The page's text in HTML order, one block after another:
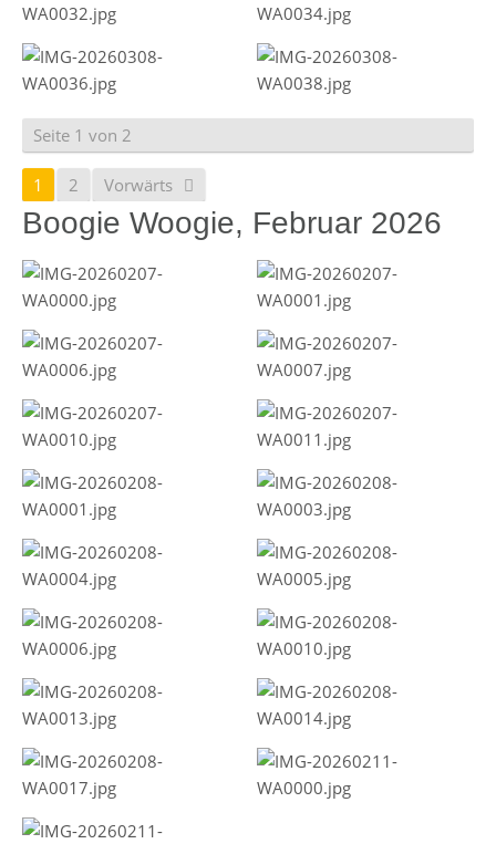
Seite 1 von 2
1 2 Vorwärts
Boogie Woogie, Februar 2026